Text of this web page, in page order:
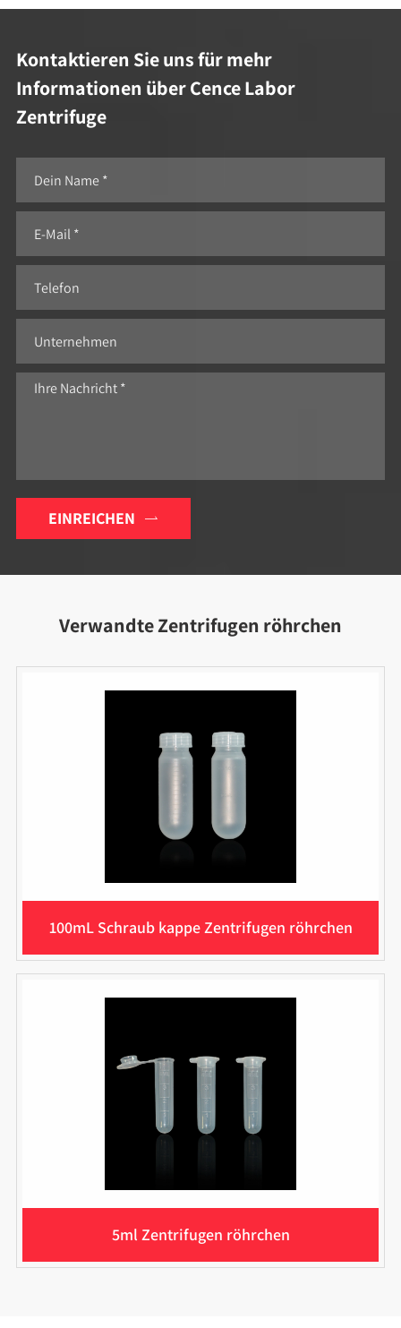
Kontaktieren Sie uns für mehr
Informationen über Cence Labor
Zentrifuge
EINREICHEN 
Verwandte Zentrifugen röhrchen
100mL Schraub kappe Zentrifugen röhrchen
5ml Zentrifugen röhrchen